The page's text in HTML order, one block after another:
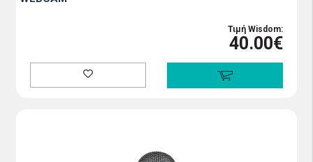
Τιμή Wisdom:
40.00€